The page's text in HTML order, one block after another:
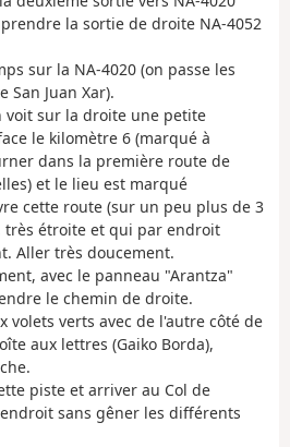
la sortie de droite NA-4052
sur la NA-4020 (on passe les
San Juan Xar).
voit sur la droite une petite
le kilomètre 6 (marqué à
dans la première route de
et le lieu est marqué
cette route (sur un peu plus de 3
très étroite et qui par endroit
Aller très doucement.
avec le panneau "Arantza"
le chemin de droite.
volets verts avec de l'autre côté de
aux lettres (Gaiko Borda),
piste et arriver au Col de
sans gêner les différents